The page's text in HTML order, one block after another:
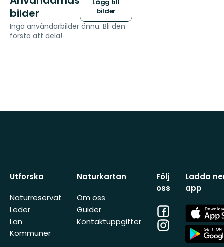
bilder
bilder
Inga användarbilder ännu. Bli den
första att dela!
Utforska
Naturreservat
Leder
Län
Kommuner
Naturkartan
Om oss
Guider
Kontaktuppgifter
Följ
oss
Facebook
Instagram
Ladda
app
App
Store
App
Store